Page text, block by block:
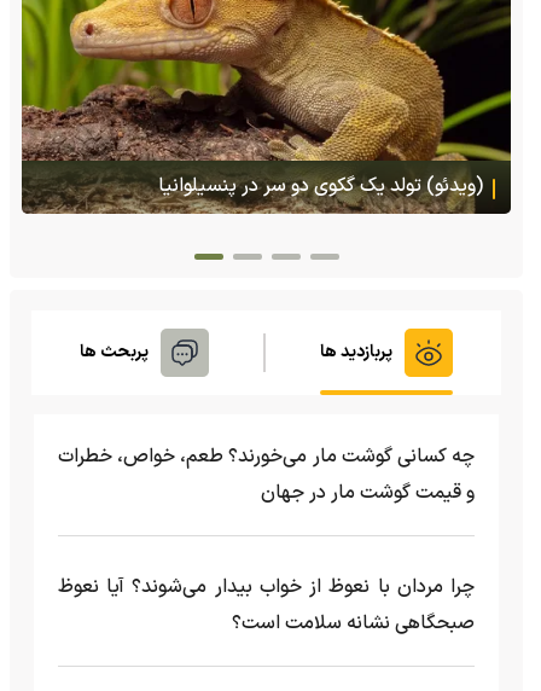
(ویدئو) تصاویر شگفت‌انگیز از مارمولک گلو بادبزنی که
هنگام خطر یک مایع چسبناک از بدنش پرتاب می‌کند
پربازدید ها پربحث ها
چه کسانی گوشت مار می‌خورند؟ طعم، خواص، خطرات
و قیمت گوشت مار در جهان
چرا مردان با نعوظ از خواب بیدار می‌شوند؟ آیا نعوظ
صبحگاهی نشانه سلامت است؟